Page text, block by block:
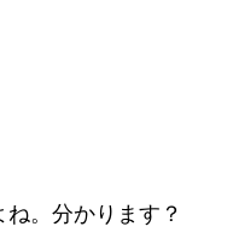
。分かります？